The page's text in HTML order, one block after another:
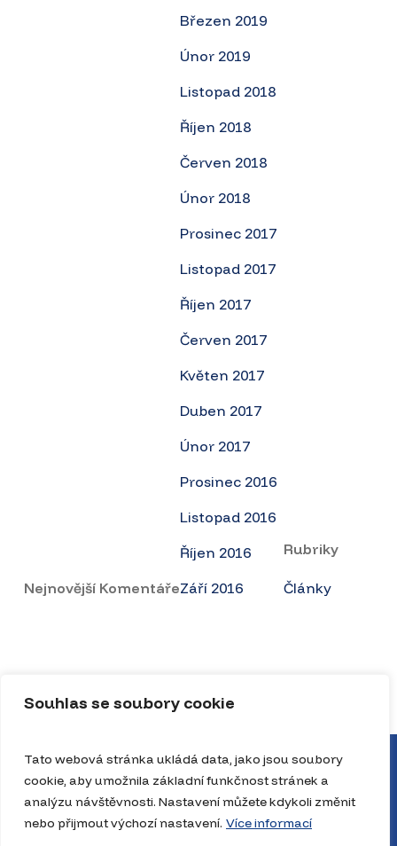
Souhlas se soubory cookie
Tato webová stránka ukládá data, jako jsou soubory
cookie, aby umožnila základní funkčnost stránek a
analýzu návštěvnosti. Nastavení můžete kdykoli změnit
nebo přijmout výchozí nastavení. Více informací
Nejnovější Komentáře
Březen 2019
Únor 2019
Listopad 2018
Říjen 2018
Červen 2018
Únor 2018
Prosinec 2017
Listopad 2017
Říjen 2017
Červen 2017
Květen 2017
Duben 2017
Únor 2017
Prosinec 2016
Listopad 2016
Říjen 2016
Září 2016
Rubriky
Články